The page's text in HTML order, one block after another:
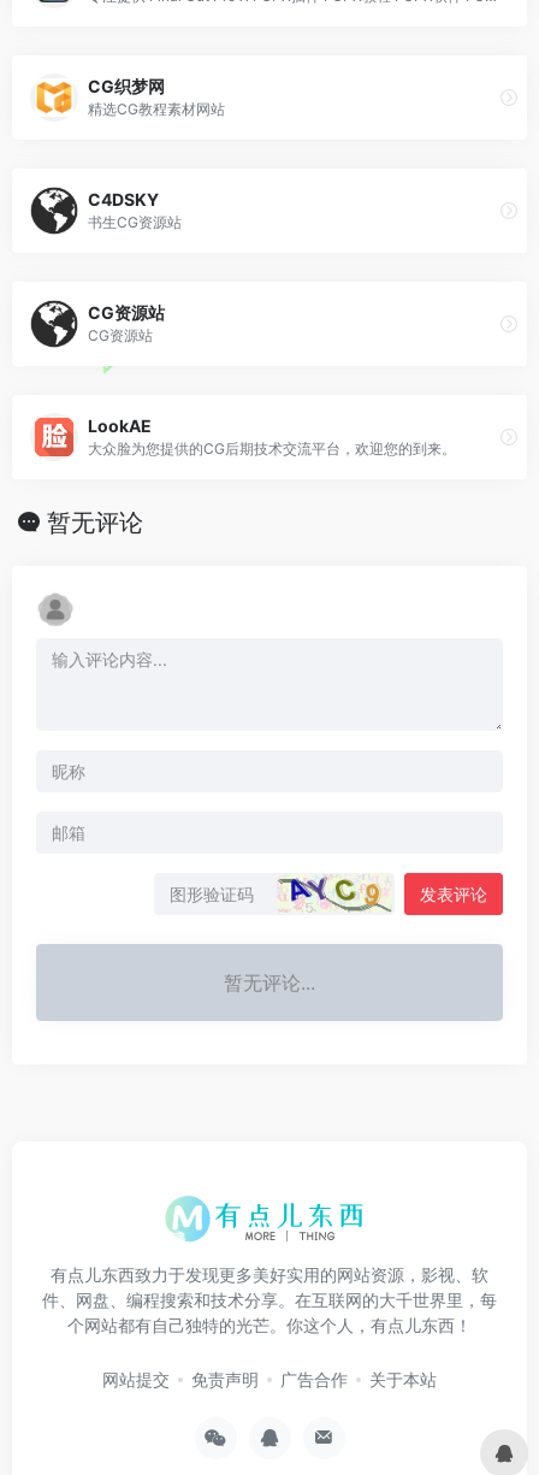
CG织梦网
精选CG教程素材网站
C4DSKY
书生CG资源站
CG资源站
CG资源站
LookAE
大众脸为您提供的CG后期技术交流平台，欢迎您的到来。
暂无评论
发表评论
暂无评论...
有点儿东西致力于发现更多美好实用的网站资源，影视、软
件、网盘、编程搜索和技术分享。在互联网的大千世界里，每
个网站都有自己独特的光芒。你这个人，有点儿东西！
网站提交 免责声明 广告合作 关于本站